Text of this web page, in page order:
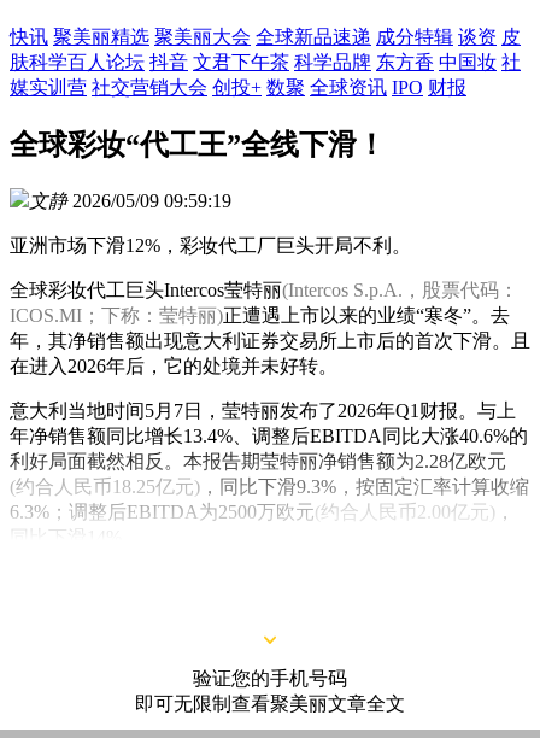
快讯 聚美丽精选 聚美丽大会 全球新品速递 成分特辑 谈资 皮
肤科学百人论坛 抖音 文君下午茶 科学品牌 东方香 中国妆 社
媒实训营 社交营销大会 创投+ 数聚 全球资讯 IPO 财报
全球彩妆“代工王”全线下滑！
文静 2026/05/09 09:59:19
亚洲市场下滑12%，彩妆代工厂巨头开局不利。
全球彩妆代工巨头Intercos莹特丽(Intercos S.p.A.，股票代码：
ICOS.MI；下称：莹特丽)正遭遇上市以来的业绩“寒冬”。去
年，其净销售额出现意大利证券交易所上市后的首次下滑。且
在进入2026年后，它的处境并未好转。
意大利当地时间5月7日，莹特丽发布了2026年Q1财报。与上
年净销售额同比增长13.4%、调整后EBITDA同比大涨40.6%的
利好局面截然相反。本报告期莹特丽净销售额为2.28亿欧元
(约合人民币18.25亿元) ，同比下滑9.3%，按固定汇率计算收缩
6.3%；调整后EBITDA为2500万欧元(约合人民币2.00亿元) ，
同比下滑14%。
验证您的手机号码
即可无限制查看聚美丽文章全文